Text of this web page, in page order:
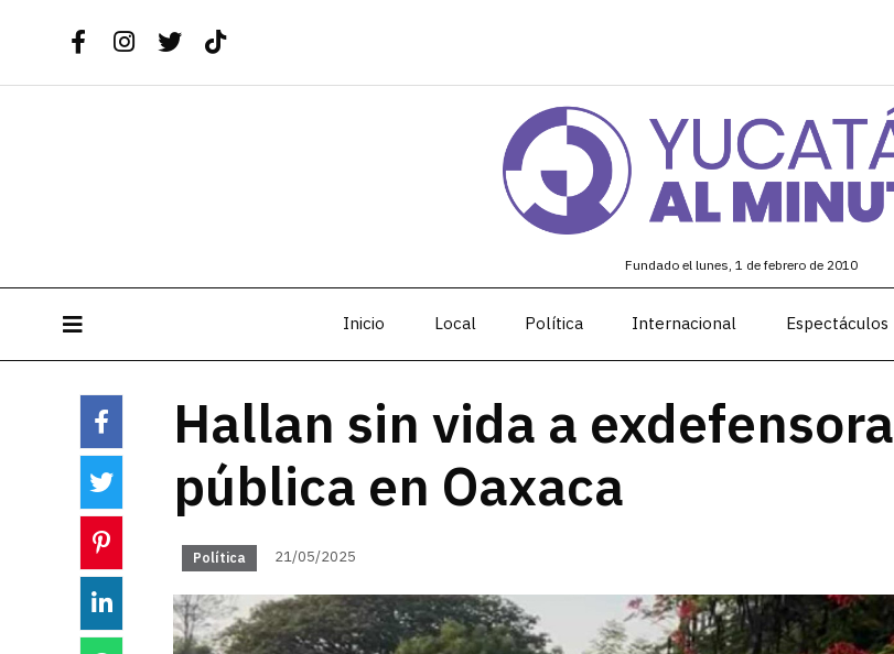
Fundado el lunes, 1 de febrero de 2010
Inicio Local Política Internacional Espectáculos
Hallan sin vida a exdefensora
pública en Oaxaca
Política 21/05/2025